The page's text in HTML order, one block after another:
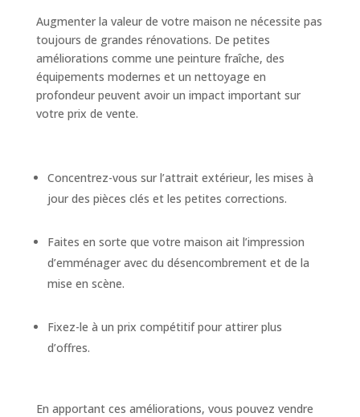
Augmenter la valeur de votre maison ne nécessite pas
toujours de grandes rénovations. De petites
améliorations comme une peinture fraîche, des
équipements modernes et un nettoyage en
profondeur peuvent avoir un impact important sur
votre prix de vente.
Concentrez-vous sur l’attrait extérieur, les mises à
jour des pièces clés et les petites corrections.
Faites en sorte que votre maison ait l’impression
d’emménager avec du désencombrement et de la
mise en scène.
Fixez-le à un prix compétitif pour attirer plus
d’offres.
En apportant ces améliorations, vous pouvez vendre